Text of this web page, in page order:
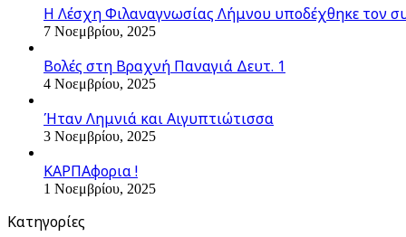
Η Λέσχη Φιλαναγνωσίας Λήμνου υποδέχθηκε τον
7 Νοεμβρίου, 2025
Βολές στη Βραχνή Παναγιά Δευτ. 1
4 Νοεμβρίου, 2025
Ήταν Λημνιά και Αιγυπτιώτισσα
3 Νοεμβρίου, 2025
ΚΑΡΠΑφορια !
1 Νοεμβρίου, 2025
Kατηγορίες